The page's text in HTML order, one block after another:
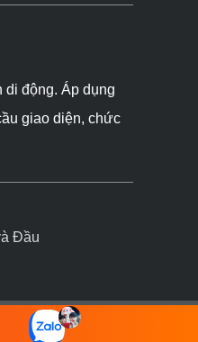
di động. Áp dụng
giao diện, chức
Đầu